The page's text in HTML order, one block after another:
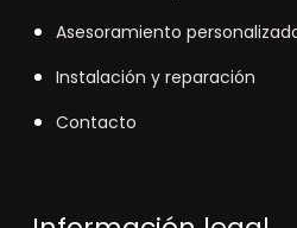
Asesoramiento
Instalación y reparación
Contacto